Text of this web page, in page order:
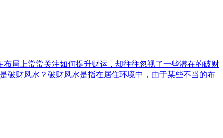
局上常常关注如何提升财运，却往往忽视了一些潜在的破财
破财风水？破财风水是指在居住环境中，由于某些不当的布